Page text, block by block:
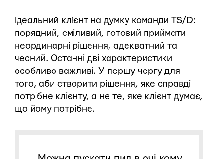
Ідеальний клієнт на думку команди TS/D:
порядний, сміливий, готовий приймати
неординарні рішення, адекватний та
чесний. Останні дві характеристики
особливо важливі. У першу чергу для
того, аби створити рішення, яке справді
потрібне клієнту, а не те, яке клієнт думає,
що йому потрібне.